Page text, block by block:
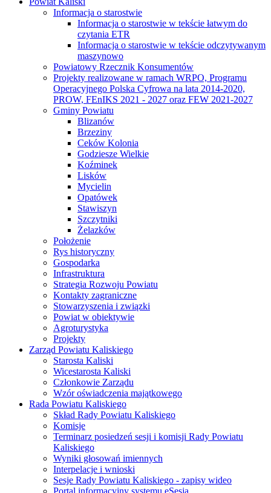
Informacja o starostwie
Informacja o starostwie w tekście łatwym do
czytania ETR
Informacja o starostwie w tekście odczytywanym
maszynowo
Powiatowy Rzecznik Konsumentów
Projekty realizowane w ramach WRPO, Programu
Operacyjnego Polska Cyfrowa na lata 2014-2020,
PROW, FEnIKS 2021 - 2027 oraz FEW 2021-2027
Gminy Powiatu
Blizanów
Brzeziny
Ceków Kolonia
Godziesze Wielkie
Koźminek
Lisków
Mycielin
Opatówek
Stawiszyn
Szczytniki
Żelazków
Położenie
Rys historyczny
Gospodarka
Infrastruktura
Strategia Rozwoju Powiatu
Kontakty zagraniczne
Stowarzyszenia i związki
Powiat w obiektywie
Agroturystyka
Projekty
Zarząd Powiatu Kaliskiego
Starosta Kaliski
Wicestarosta Kaliski
Członkowie Zarządu
Wzór oświadczenia majątkowego
Rada Powiatu Kaliskiego
Skład Rady Powiatu Kaliskiego
Komisje
Terminarz posiedzeń sesji i komisji Rady Powiatu
Kaliskiego
Wyniki głosowań imiennych
Interpelacje i wnioski
Sesje Rady Powiatu Kaliskiego - zapisy wideo
Portal informacyjny systemu eSesja